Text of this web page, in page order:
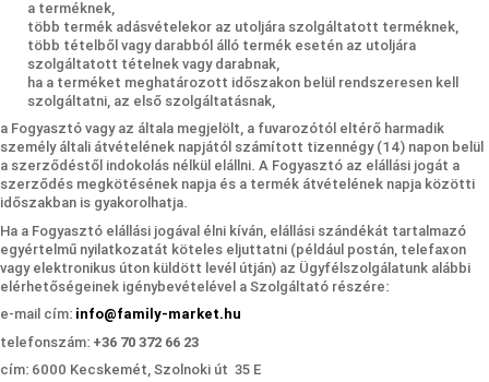
a terméknek,
több termék adásvételekor az utoljára szolgáltatott terméknek,
több tételből vagy darabból álló termék esetén az utoljára
szolgáltatott tételnek vagy darabnak,
ha a terméket meghatározott időszakon belül rendszeresen kell
szolgáltatni, az első szolgáltatásnak,
a Fogyasztó vagy az általa megjelölt, a fuvarozótól eltérő harmadik
személy általi átvételének napjától számított tizennégy (14) napon belül
a szerződéstől indokolás nélkül elállni. A Fogyasztó az elállási jogát a
szerződés megkötésének napja és a termék átvételének napja közötti
időszakban is gyakorolhatja.
Ha a Fogyasztó elállási jogával élni kíván, elállási szándékát tartalmazó
egyértelmű nyilatkozatát köteles eljuttatni (például postán, telefaxon
vagy elektronikus úton küldött levél útján) az Ügyfélszolgálatunk alábbi
elérhetőségeinek igénybevételével a Szolgáltató részére:
e-mail cím: info@family-market.hu
telefonszám: +36 70 372 66 23
cím: 6000 Kecskemét, Szolnoki út 35 E